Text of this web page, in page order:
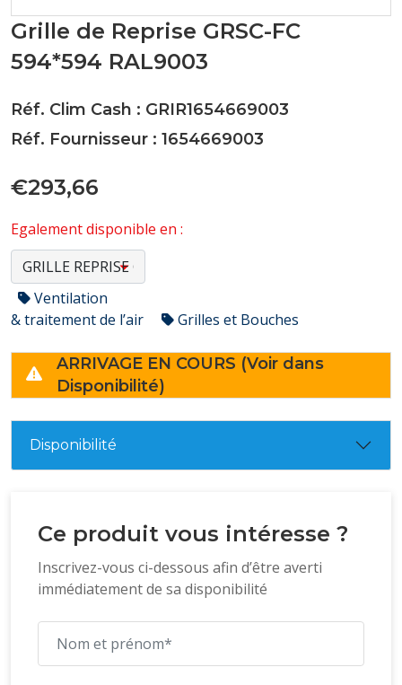
Grille de Reprise GRSC-FC
594*594 RAL9003
Réf. Clim Cash : GRIR1654669003
Réf. Fournisseur : 1654669003
€293,66
Egalement disponible en :
Ventilation
& traitement de l’air
Grilles et Bouches
ARRIVAGE EN COURS (Voir dans
Disponibilité)
Disponibilité
Ce produit vous intéresse ?
Inscrivez-vous ci-dessous afin d’être averti
immédiatement de sa disponibilité